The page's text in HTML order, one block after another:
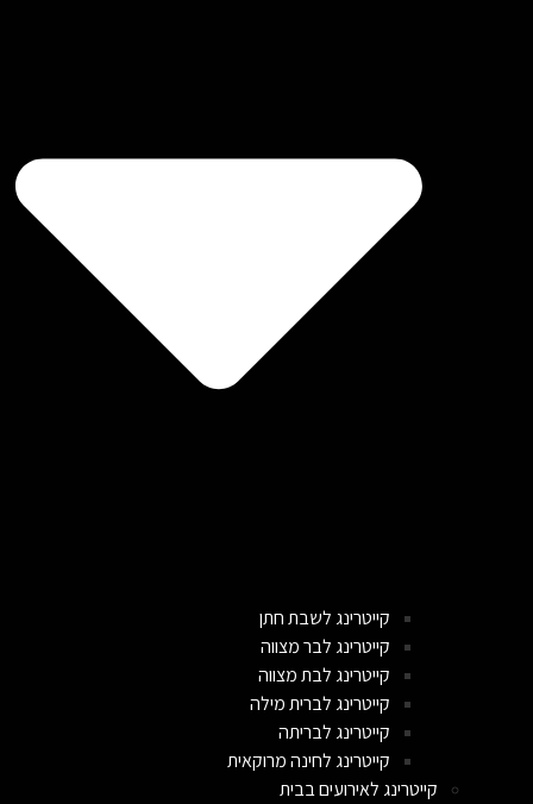
קייטרינג לשבת חתן
קייטרינג לבר מצווה
קייטרינג לבת מצווה
קייטרינג לברית מילה
קייטרינג לבריתה
קייטרינג לחינה מרוקאית
קייטרינג לאירועים בבית